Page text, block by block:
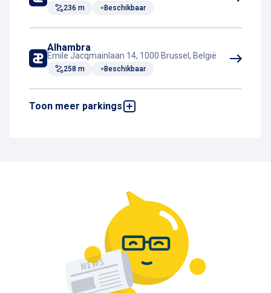
236 m Beschikbaar
Alhambra
Emile Jacqmainlaan 14, 1000 Brussel, België
258 m Beschikbaar
Toon meer parkings
Schildknaap
Keizerinlaan, 1000 Brussel, België / Grasmarkt
104, 1000 Brussel, België
Beschikbaar